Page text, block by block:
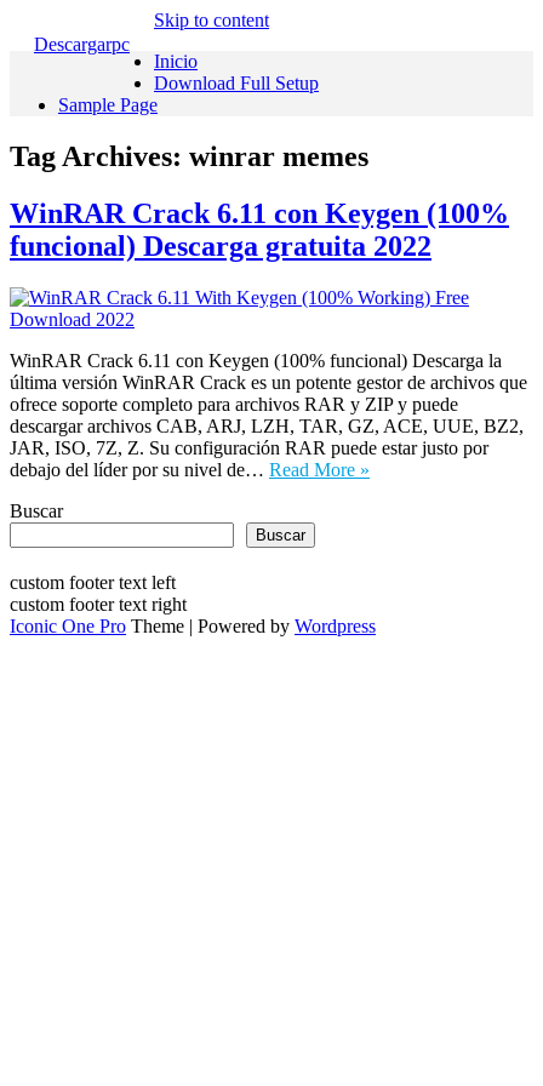
Descargarpc
Skip to content
Inicio
Download Full Setup
Sample Page
Tag Archives: winrar memes
WinRAR Crack 6.11 con Keygen (100%
funcional) Descarga gratuita 2022
WinRAR Crack 6.11 con Keygen (100% funcional) Descarga la
última versión WinRAR Crack es un potente gestor de archivos que
ofrece soporte completo para archivos RAR y ZIP y puede
descargar archivos CAB, ARJ, LZH, TAR, GZ, ACE, UUE, BZ2,
JAR, ISO, 7Z, Z. Su configuración RAR puede estar justo por
debajo del líder por su nivel de… Read More »
Buscar
Buscar
custom footer text left
custom footer text right
Iconic One Pro Theme | Powered by Wordpress